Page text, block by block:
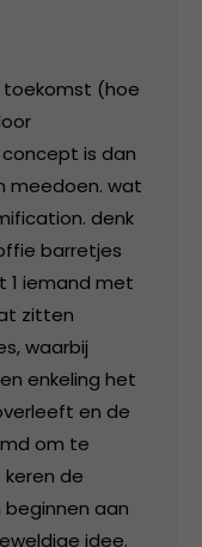
toekomst (hoe
is dan
meedoen. wat
denk
barretjes
1 iemand met
zitten
waarbij
enkeling het
en de
om te
de
beginnen aan
idee.